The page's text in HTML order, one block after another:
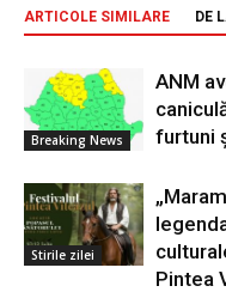
ARTICOLE SIMILARE DE
Breaking News
ANM
furtuni
Stirile zilei
Pintea